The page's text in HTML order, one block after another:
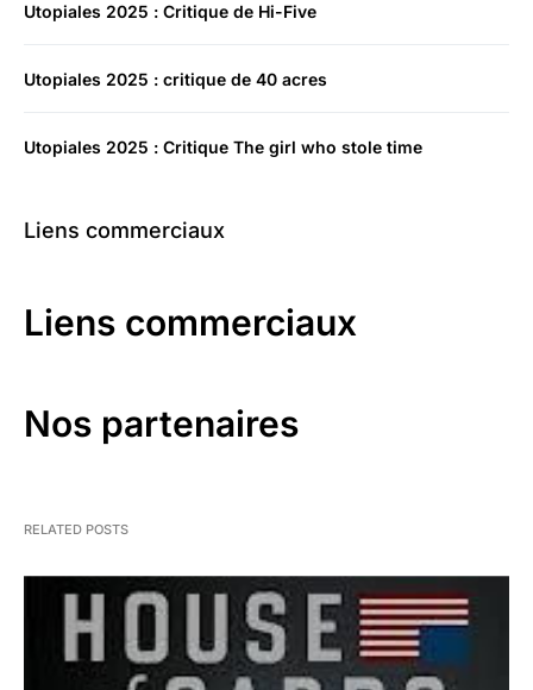
Utopiales 2025 : Critique de Hi-Five
Utopiales 2025 : critique de 40 acres
Utopiales 2025 : Critique The girl who stole time
Liens commerciaux
Liens commerciaux
Nos partenaires
RELATED POSTS